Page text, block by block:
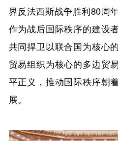
界反法西斯战争胜利80周
作为战后国际秩序的建设
共同捍卫以联合国为核心
贸易组织为核心的多边贸
平正义，推动国际秩序朝
展。